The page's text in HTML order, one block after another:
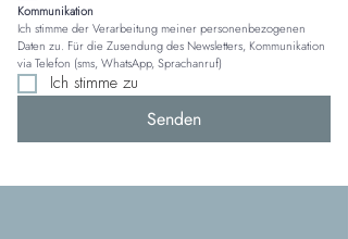
Kommunikation
Ich stimme der Verarbeitung meiner personenbezogenen
Daten zu. Für die Zusendung des Newsletters, Kommunikation
via Telefon (sms, WhatsApp, Sprachanruf)
Ich stimme zu
Senden